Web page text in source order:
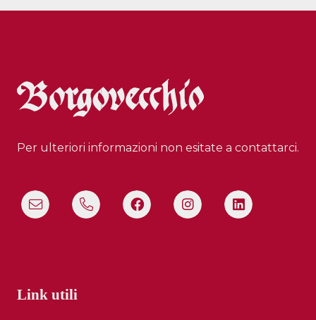
Per ulteriori informazioni non esitate a contattarci.
Link utili